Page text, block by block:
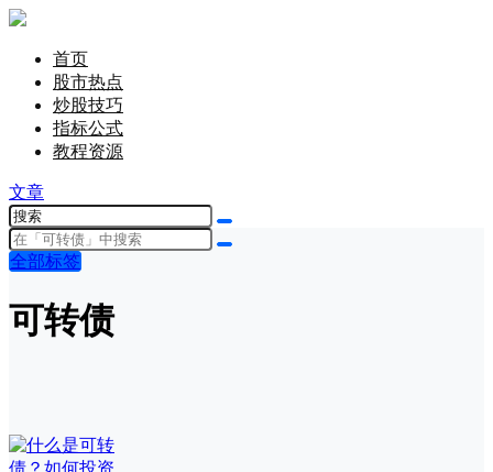
首页
股市热点
炒股技巧
指标公式
教程资源
文章
全部标签
可转债